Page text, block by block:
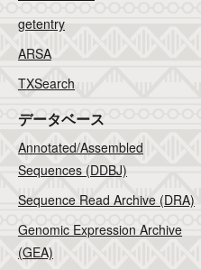
getentry
ARSA
TXSearch
データベース
Annotated/Assembled
Sequences (DDBJ)
Sequence Read Archive (DRA)
Genomic Expression Archive
(GEA)